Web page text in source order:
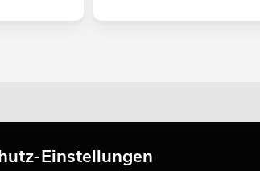
Einstellungen